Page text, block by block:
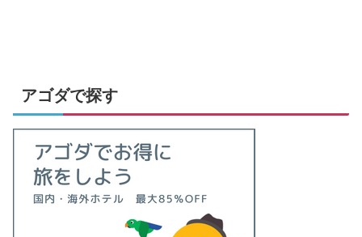
アゴダで探す